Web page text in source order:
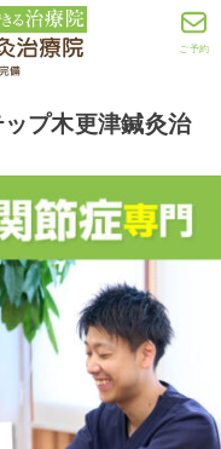
ご予約
プ木更津鍼灸治